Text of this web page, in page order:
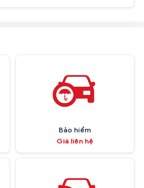
Bảo hiểm
Giá liên hệ